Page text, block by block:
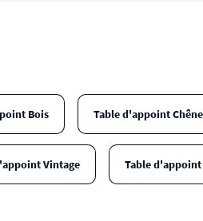
Bois Table d'appoint Chêne
Vintage Table